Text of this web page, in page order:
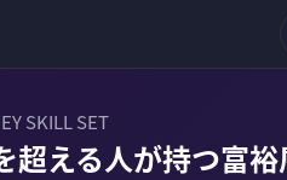
SKILL SET
超える人が持つ富裕